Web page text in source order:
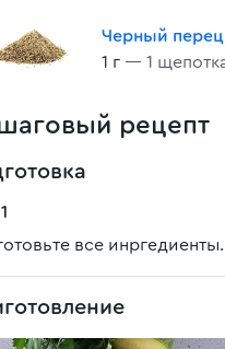
Черный
1 г — 1
рецепт
все инргедиенты.